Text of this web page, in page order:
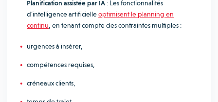
Planification assistée par IA : Les fonctionnalités
d’intelligence artificielleoptimisent le planning en
continu , en tenant compte des contraintes multiples :
urgences à insérer,
compétences requises,
créneaux clients,